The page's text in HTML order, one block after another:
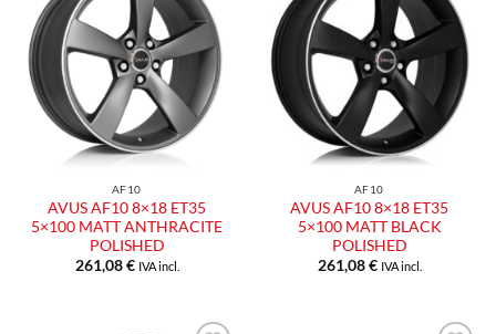
Aggiungi
alla lista
desideri
AF10
AVUS AF10 8×18 ET35
5×100 MATT ANTHRACITE
POLISHED
261,08€ IVA incl.
Aggiungi
alla lista
dei
desideri
AF10
AVUS AF10 8×18 ET35
5×100 MATT BLACK
POLISHED
261,08€ IVA incl.